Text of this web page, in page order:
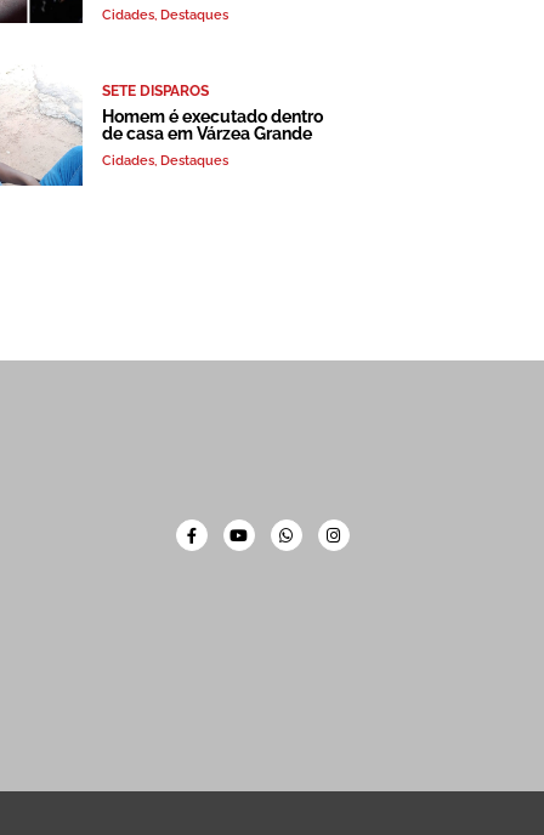
Cidades, Destaques
SETE DISPAROS
Homem é executado dentro
de casa em Várzea Grande
Cidades, Destaques